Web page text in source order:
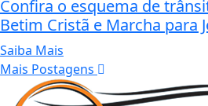
Confira o esquema de
Betim Cristã e Marcha para
Saiba Mais
Mais Postagens